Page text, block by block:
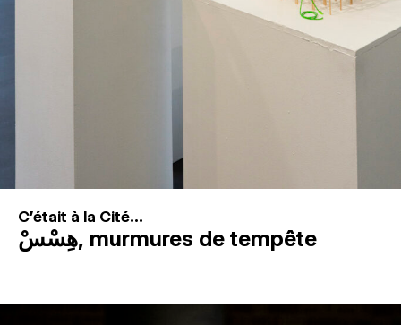
C'était à la Cité...
هِسْسْ, murmures de tempête